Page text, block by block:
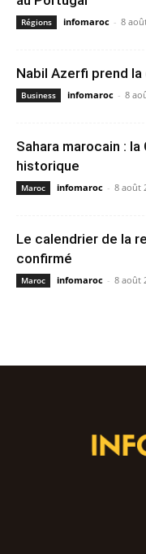
Régions infomaroc - 8
Nabil Azerfi prend
Business infomaroc - 8
Sahara marocain :
historique
Maroc infomaroc - 8 août
Le calendrier de la
confirmé
Maroc infomaroc - 8 août